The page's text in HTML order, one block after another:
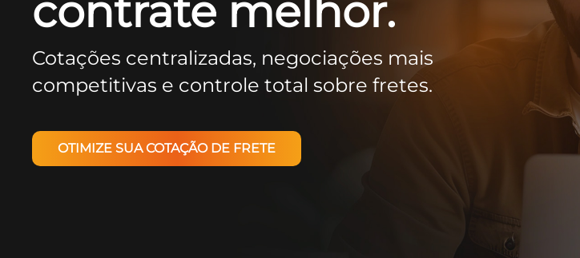
contrate melhor.
Cotações centralizadas, negociações mais
competitivas e controle total sobre fretes.
OTIMIZE SUA COTAÇÃO DE FRETE